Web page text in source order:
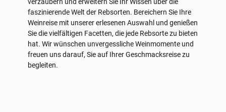
verzaubern und erweitern Sie Ihr Wissen über die
faszinierende Welt der Rebsorten. Bereichern Sie Ihre
Weinreise mit unserer erlesenen Auswahl und genießen
Sie die vielfältigen Facetten, die jede Rebsorte zu bieten
hat. Wir wünschen unvergessliche Weinmomente und
freuen uns darauf, Sie auf Ihrer Geschmacksreise zu
begleiten.